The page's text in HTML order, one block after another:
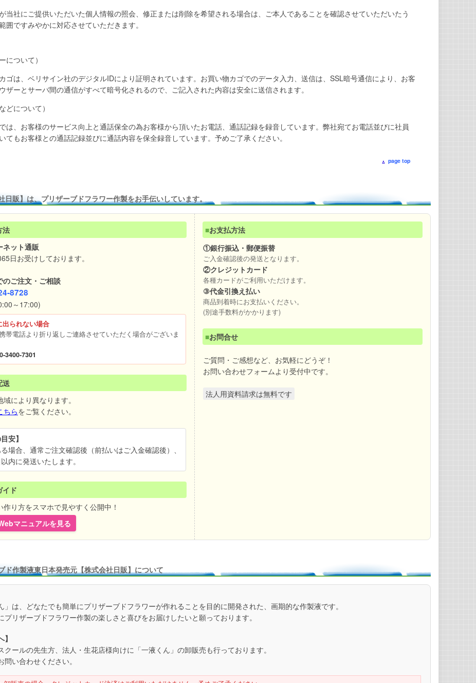
当社にご提供いただいた個人情報の照会、修正または削除を希望される場合は、ご本人であることを確認させていただいたう
囲ですみやかに対応させていただきます。
について）
ゴは、ベリサイン社のデジタルIDにより証明されています。お買い物カゴでのデータ入力、送信は、SSL暗号通信により、お客
ザーとサーバ間の通信がすべて暗号化されるので、ご記入された内容は安全に送信されます。
どについて）
、お客様のサービス向上と通話保全の為お客様から頂いたお電話、通話記録を録音しています。弊社宛てお電話並びに社員
てもお客様との通話記録並びに通話内容を保全録音しています。予めご了承ください。
page top
日販】は、プリザーブドフラワー作製をお手伝いしています。
法
ネット通販
日お受けしております。
のご注文・ご相談
8728
～17:00)
出られない場合
帯電話より折り返しご連絡させていただく場合がございま
3400-7301
送
により異なります。
ちらをご覧ください。
安】
場合、通常ご注文確認後（前払いはご入金確認後）、
内に発送いたします。
イド
作り方をスマホで見やすく公開中！
マニュアルを見る
■お支払方法
①銀行振込・郵便振替
ご入金確認後の発送となります。
②クレジットカード
各種カードがご利用いただけます。
③代金引換え払い
商品到着時にお支払いください。
(別途手数料がかかります)
■お問合せ
ご質問・ご感想など、お気軽にどうぞ！
お問い合わせフォームより受付中です。
法人用資料請求は無料です
ド作製液東日本発売元【株式会社日販】について
」は、どなたでも簡単にプリザーブドフラワーが作れることを目的に開発された、画期的な作製液です。
プリザーブドフラワー作製の楽しさと喜びをお届けしたいと願っております。
】
クールの先生方、法人・生花店様向けに「一液くん」の卸販売も行っております。
問い合わせください。